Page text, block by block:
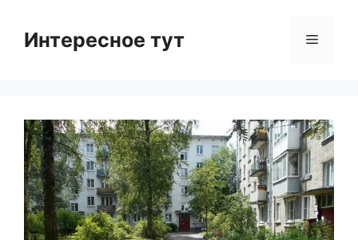
contentИнтересное тут Menu